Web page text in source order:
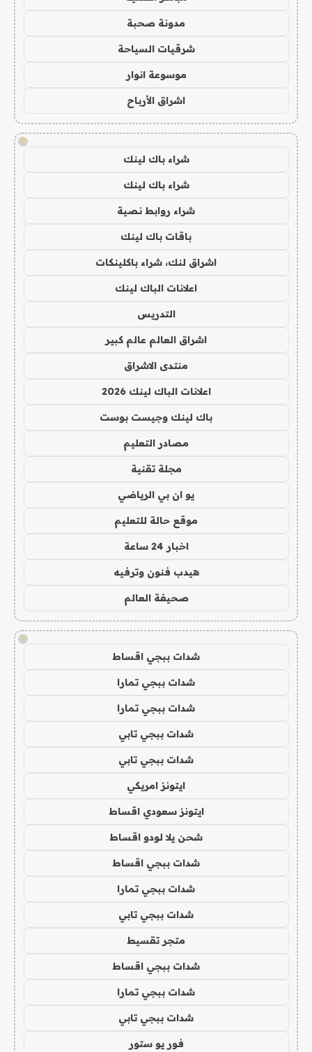
مدونة صحبة
شرقيات السياحة
موسوعة انوار
اشراق الأرباح
!
شراء باك لينك
شراء باك لينك
شراء روابط نصية
باقات باك لينك
اشراق لنك، شراء باكلينكات
اعلانات الباك لينك
التدريس
اشراق العالم عالم كبير
منتدى الاشراق
اعلانات الباك لينك 2026
باك لينك وجيست بوست
مصادر التعليم
مجلة تقنية
يو ان بي الرياضي
موقع حالة للتعليم
اخبار 24 ساعة
هيدب فنون وترفيه
صحيفة العالم
!
شدات ببجي اقساط
شدات ببجي تمارا
شدات ببجي تمارا
شدات ببجي تابي
شدات ببجي تابي
ايتونز امريكي
ايتونز سعودي اقساط
شحن يلا لودو اقساط
شدات ببجي اقساط
شدات ببجي تمارا
شدات ببجي تابي
متجر تقسيط
شدات ببجي اقساط
شدات ببجي تمارا
شدات ببجي تابي
فور يو ستور